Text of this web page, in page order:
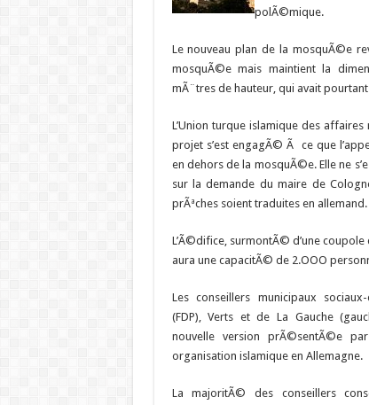
polÃ©mique.
Le nouveau plan de la mosquÃ©e
mosquÃ©e mais maintient la
mÃ¨tres de hauteur, qui avait
L’Union turque islamique des
projet s’est engagÃ© Ã ce que
en dehors de la mosquÃ©e. Elle ne
sur la demande du maire de
prÃªches soient traduites en allemand.
L’Ã©difice, surmontÃ© d’une
aura une capacitÃ© de 2.OOO
Les conseillers municipaux
(FDP), Verts et de La Gauche
nouvelle version prÃ©sentÃ©e
organisation islamique en Allemagne.
La majoritÃ© des conseillers